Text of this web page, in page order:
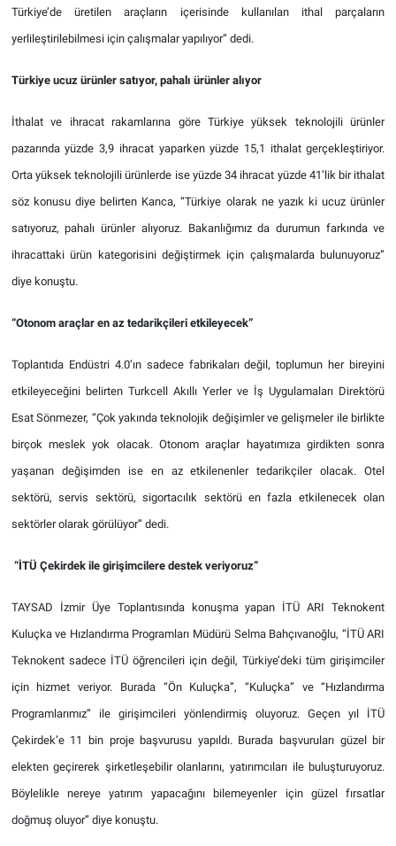
Türkiye’de üretilen araçların içerisinde kullanılan ithal parçaların
yerlileştirilebilmesi için çalışmalar yapılıyor” dedi.
Türkiye ucuz ürünler satıyor, pahalı ürünler alıyor
İthalat ve ihracat rakamlarına göre Türkiye yüksek teknolojili ürünler
pazarında yüzde 3,9 ihracat yaparken yüzde 15,1 ithalat gerçekleştiriyor.
Orta yüksek teknolojili ürünlerde ise yüzde 34 ihracat yüzde 41’lik bir ithalat
söz konusu diye belirten Kanca, “Türkiye olarak ne yazık ki ucuz ürünler
satıyoruz, pahalı ürünler alıyoruz. Bakanlığımız da durumun farkında ve
ihracattaki ürün kategorisini değiştirmek için çalışmalarda bulunuyoruz”
diye konuştu.
“Otonom araçlar en az tedarikçileri etkileyecek”
Toplantıda Endüstri 4.0’ın sadece fabrikaları değil, toplumun her bireyini
etkileyeceğini belirten Turkcell Akıllı Yerler ve İş Uygulamaları Direktörü
Esat Sönmezer, “Çok yakında teknolojik değişimler ve gelişmeler ile birlikte
birçok meslek yok olacak. Otonom araçlar hayatımıza girdikten sonra
yaşanan değişimden ise en az etkilenenler tedarikçiler olacak. Otel
sektörü, servis sektörü, sigortacılık sektörü en fazla etkilenecek olan
sektörler olarak görülüyor” dedi.
“İTÜ Çekirdek ile girişimcilere destek veriyoruz”
TAYSAD İzmir Üye Toplantısında konuşma yapan İTÜ ARI Teknokent
Kuluçka ve Hızlandırma Programları Müdürü Selma Bahçıvanoğlu, “İTÜ ARI
Teknokent sadece İTÜ öğrencileri için değil, Türkiye’deki tüm girişimciler
için hizmet veriyor. Burada “Ön Kuluçka”, “Kuluçka” ve “Hızlandırma
Programlarımız” ile girişimcileri yönlendirmiş oluyoruz. Geçen yıl İTÜ
Çekirdek’e 11 bin proje başvurusu yapıldı. Burada başvuruları güzel bir
elekten geçirerek şirketleşebilir olanlarını, yatırımcıları ile buluşturuyoruz.
Böylelikle nereye yatırım yapacağını bilemeyenler için güzel fırsatlar
doğmuş oluyor” diye konuştu.